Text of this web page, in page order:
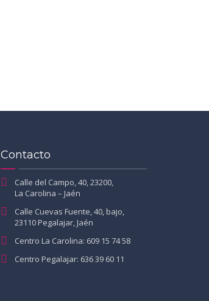
Contacto
Calle del Campo, 40, 23200,
La Carolina – Jaén
Calle Cuevas Fuente, 40, bajo,
23110 Pegalajar, Jaén
Centro La Carolina: 609 15 74 58
Centro Pegalajar: 636 39 60 11